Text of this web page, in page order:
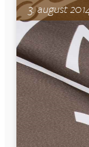
3. august